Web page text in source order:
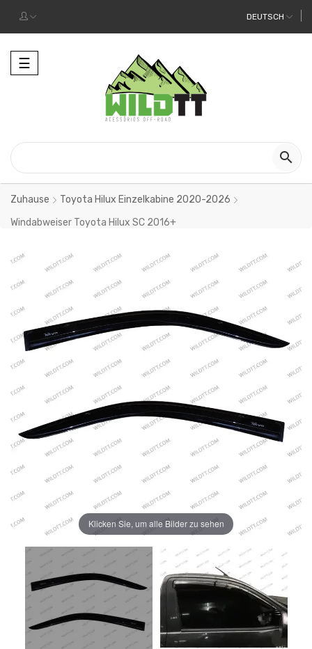
DEUTSCH
Toggle
navigation
☰

Zuhause
Toyota Hilux Einzelkabine 2020-2026
Windabweiser Toyota Hilux SC 2016+
Klicken Sie, um alle Bilder zu sehen